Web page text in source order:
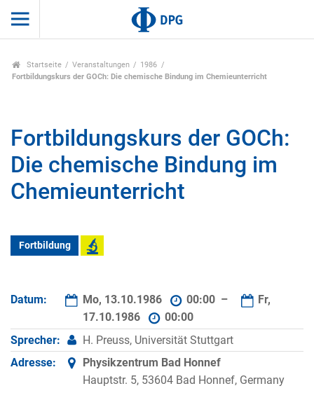
Startseite Veranstaltungen
1986
Fortbildungskurs der GOCh: Die chemische Bindung im Chemieunterricht
Fortbildungskurs der GOCh:
Die chemische Bindung im
Chemieunterricht
Fortbildung
Datum: Mo, 13.10.1986 00:00 –
Fr,
17.10.1986
00:00
Sprecher:
H. Preuss, Universität Stuttgart
Adresse:
Physikzentrum Bad Honnef
Hauptstr. 5, 53604 Bad Honnef, Germany